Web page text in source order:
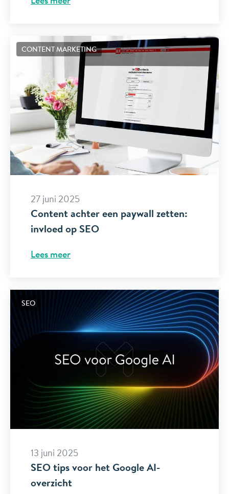
CONTENT MARKETING
27 juni 2025
Content achter een paywall zetten:
invloed op SEO
Lees meer
SEO
13 juni 2025
SEO tips voor het Google AI-
overzicht